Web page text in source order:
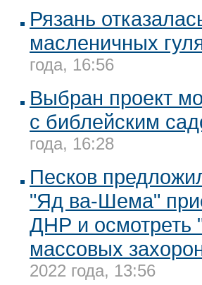
Рязань
масленичных
года, 16:56
Выбран проект
с библейским
года, 16:28
Песков
"Яд ва-Шема"
ДНР и осмотреть
массовых
2022 года, 13:56